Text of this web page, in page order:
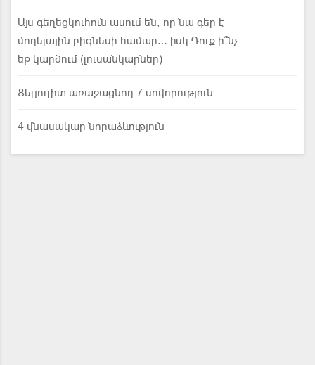
Այս գեղեցկուհուն ասում են, որ նա գեր է
մոդելային բիզնեսի համար… իսկ Դուք ի՞նչ
եք կարծում (լուսանկարներ)
Ցելյուլիտ առաջացնող 7 սովորություն
4 վնասակար նորաձևություն